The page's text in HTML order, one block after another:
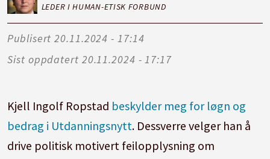
LEDER I HUMAN-ETISK FORBUND
Publisert
20.11.2024 - 17:14
Sist oppdatert
20.11.2024 - 17:17
Kjell Ingolf Ropstad beskylder meg for løgn og
bedrag i Utdanningsnytt. Dessverre velger han å
drive politisk motivert feilopplysning om